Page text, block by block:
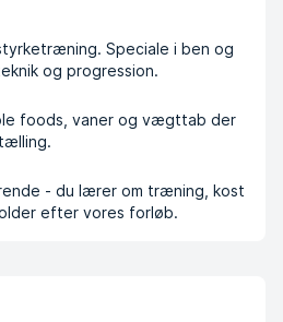
Speciale i ben og
og progression.
foods, vaner og vægttab der
- du lærer om træning, kost
efter vores forløb.